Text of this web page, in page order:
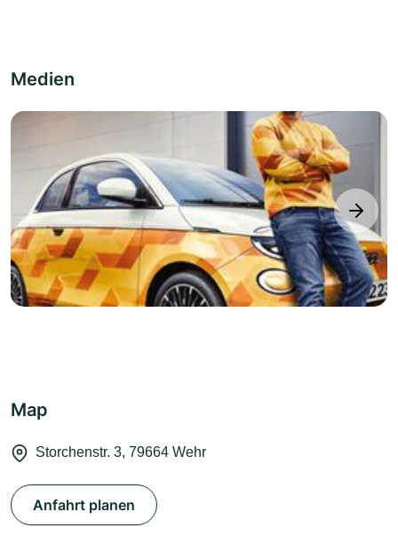
Medien
next
Map
Storchenstr. 3, 79664 Wehr
Anfahrt planen